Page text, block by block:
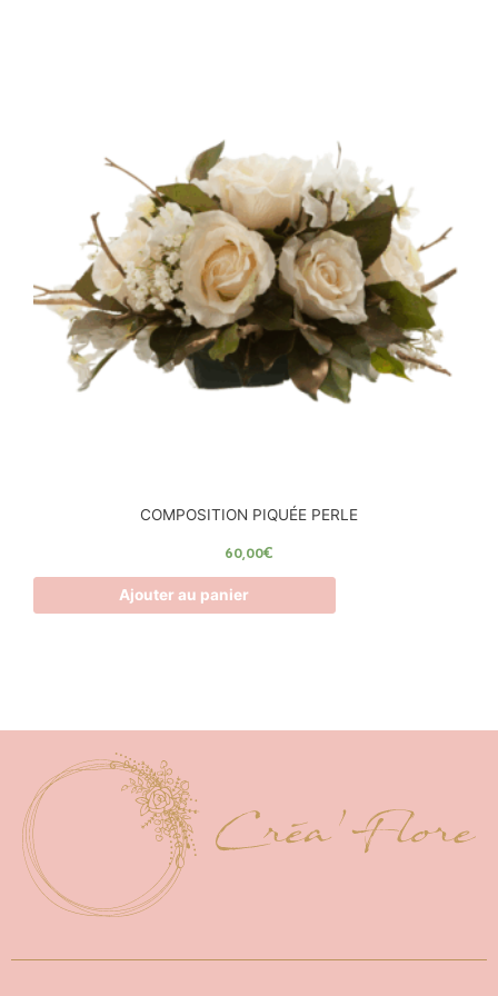
COMPOSITION PIQUÉE PERLE
60,00€
Ajouter au panier